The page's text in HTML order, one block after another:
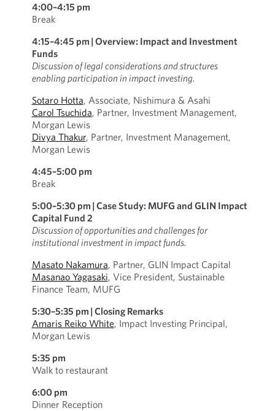
4:00–4:15 pm
Break
4:15–4:45 pm | Overview: Impact and Investment
Funds
Discussion of legal considerations and structures
enabling participation in impact investing.
Sotaro Hotta, Associate, Nishimura & Asahi
Carol Tsuchida, Partner, Investment Management,
Morgan Lewis
Divya Thakur, Partner, Investment Management,
Morgan Lewis
4:45–5:00 pm
Break
5:00–5:30 pm | Case Study: MUFG and GLIN Impact
Capital Fund 2
Discussion of opportunities and challenges for
institutional investment in impact funds.
Masato Nakamura, Partner, GLIN Impact Capital
Masanao Yagasaki, Vice President, Sustainable
Finance Team, MUFG
5:30–5:35 pm | Closing Remarks
Amaris Reiko White, Impact Investing Principal,
Morgan Lewis
5:35 pm
Walk to restaurant
6:00 pm
Dinner Reception